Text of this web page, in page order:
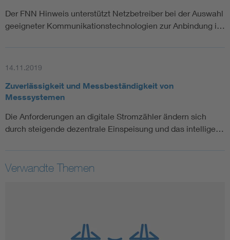
Der FNN Hinweis unterstützt Netzbetreiber bei der Auswahl
geeigneter Kommunikationstechnologien zur Anbindung i…
14.11.2019
Zuverlässigkeit und Messbeständigkeit von
Messsystemen
Die Anforderungen an digitale Stromzähler ändern sich
durch steigende dezentrale Einspeisung und das intellige…
Verwandte Themen